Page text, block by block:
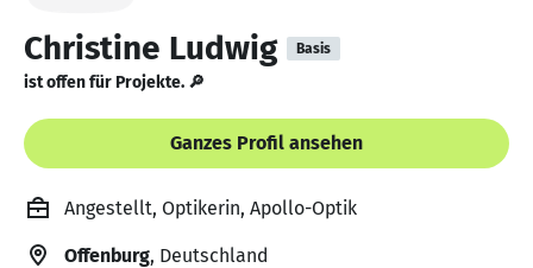
Christine Ludwig Basis
ist offen für Projekte. 🔎
Ganzes Profil ansehen
Angestellt, Optikerin, Apollo-Optik
Offenburg, Deutschland